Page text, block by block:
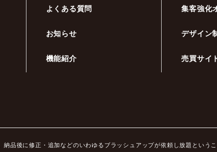
よくある質問
お知らせ
機能紹介
集客強化
デザイン
売買サイ
品後に修正・追加などのいわゆるブラッシュアップが依頼し放題という